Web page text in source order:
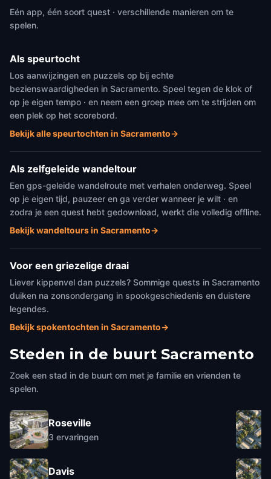
Eén app, één soort quest · verschillende manieren om te
spelen.
Als speurtocht
Los aanwijzingen en puzzels op bij echte
bezienswaardigheden in Sacramento. Speel tegen de klok of
op je eigen tempo · en neem een groep mee om te strijden om
een plek op het scorebord.
Bekijk alle speurtochten in Sacramento→
Als zelfgeleide wandeltour
Een gps-geleide wandelroute met verhalen onderweg. Speel
op je eigen tijd, pauzeer en ga verder wanneer je wilt · en
zodra je een quest hebt gedownload, werkt die volledig offline.
Bekijk wandeltours in Sacramento→
Voor een griezelige draai
Liever kippenvel dan puzzels? Sommige quests in Sacramento
duiken na zonsondergang in spookgeschiedenis en duistere
legendes.
Bekijk spokentochten in Sacramento→
Steden in de buurt Sacramento
Zoek een stad in de buurt om met je familie en vrienden te
spelen.
Roseville
3 ervaringen
Davis